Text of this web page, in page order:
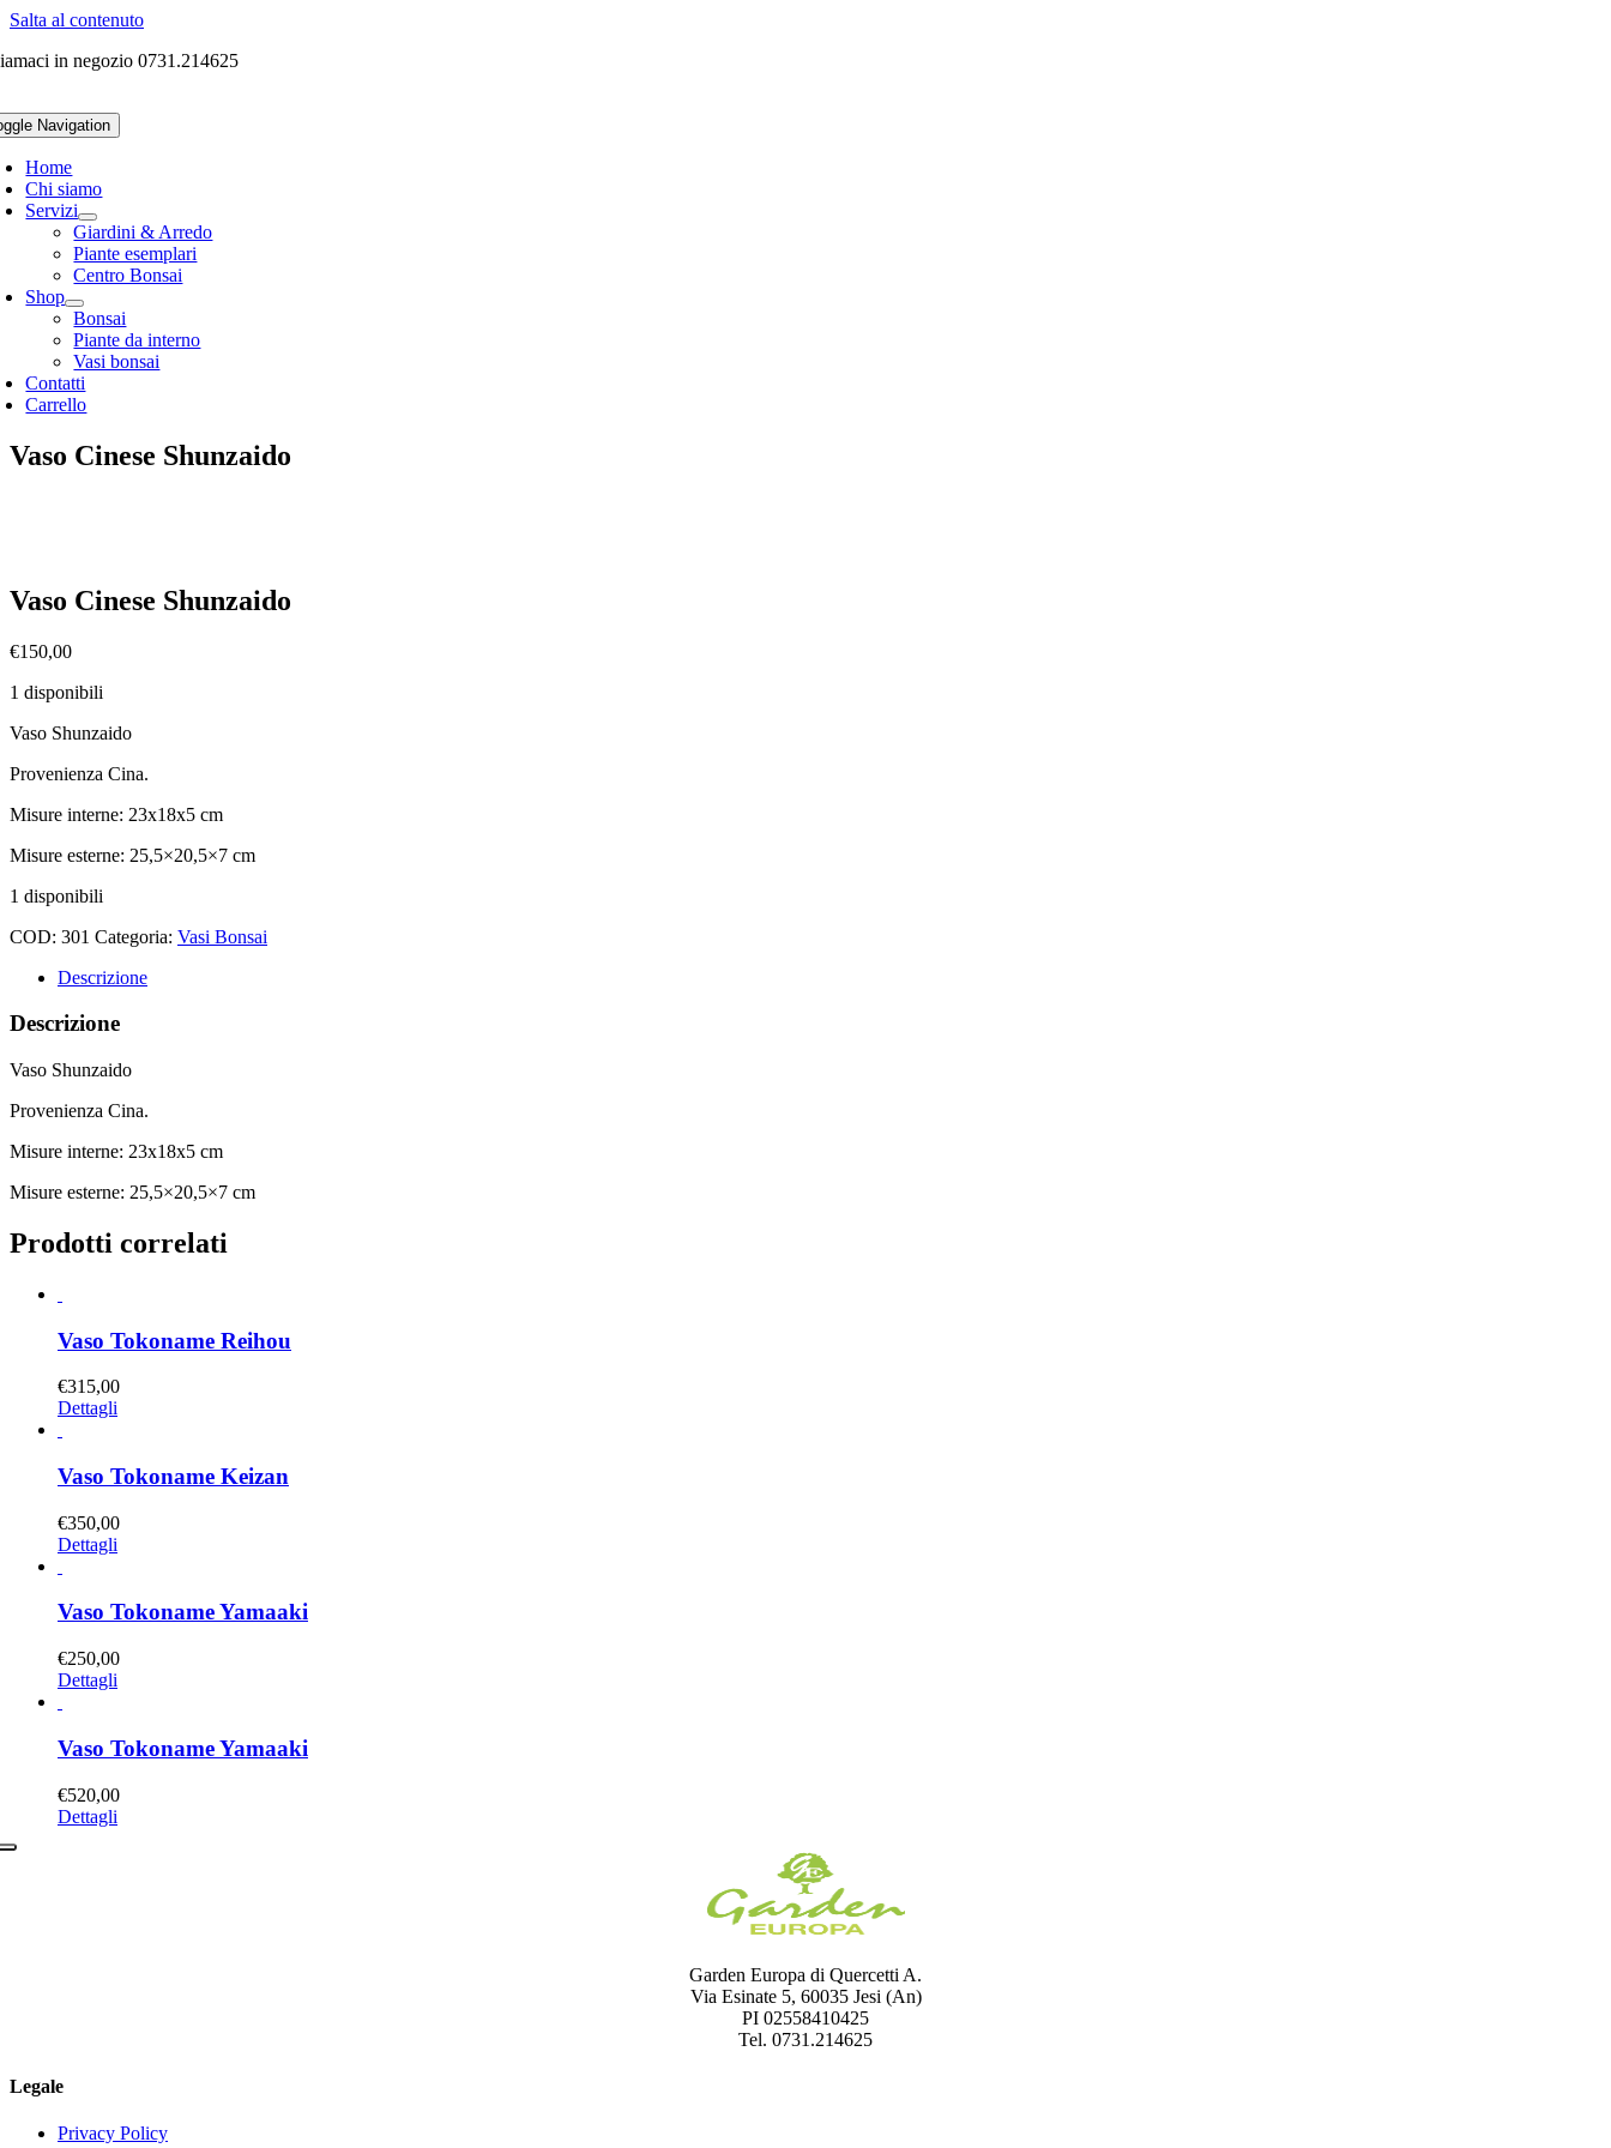
Salta al contenuto
in negozio 0731.214625
Navigation
Home
Chi siamo
Servizi
Giardini & Arredo
Piante esemplari
Centro Bonsai
Shop
Bonsai
Piante da interno
Vasi bonsai
Contatti
Carrello
Vaso Cinese Shunzaido
Vaso Cinese Shunzaido
€150,00
1 disponibili
Vaso Shunzaido
Provenienza Cina.
Misure interne: 23x18x5 cm
Misure esterne: 25,5×20,5×7 cm
1 disponibili
COD: 301 Categoria: Vasi Bonsai
Descrizione
Descrizione
Vaso Shunzaido
Provenienza Cina.
Misure interne: 23x18x5 cm
Misure esterne: 25,5×20,5×7 cm
Prodotti correlati
Vaso Tokoname Reihou
€315,00
Dettagli
Vaso Tokoname Keizan
€350,00
Dettagli
Vaso Tokoname Yamaaki
€250,00
Dettagli
Vaso Tokoname Yamaaki
€520,00
Dettagli
Garden Europa di Quercetti A.
Via Esinate 5, 60035 Jesi (An)
PI 02558410425
Tel. 0731.214625
Legale
Privacy Policy